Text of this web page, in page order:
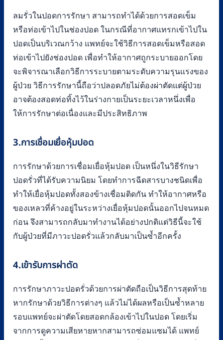
ลมรั่วในปอดการรักษา สามารถทำได้ด้วยการสอดเข็ม
หรือท่อเข้าไปในช่องปอด ในกรณีที่อากาศแทรกเข้าไปใน
ปอดเป็นบริเวณกว้าง แพทย์จะใช้วิธีการสอดเข็มหรือสอด
ท่อเข้าไปยังช่องปอด เพื่อทำให้อากาศถูกระบายออกโดย
จะพิจารณาเลือกวิธีการระบายตามระดับความรุนแรงของ
ผู้ป่วย วิธีการรักษานี้ถือว่าปลอดภัยไม่ต้องผ่าตัดแต่ผู้ป่วย
อาจต้องสอดท่อทิ้งไว้ในร่างกายเป็นระยะเวลาหนึ่งเพื่อ
ให้การรักษาต่อเนื่องและมีประสิทธิภาพ
3.การเชื่อมเยื่อหุ้มปอด
การรักษาด้วยการเชื่อมเยื่อหุ้มปอด เป็นหนึ่งในวิธีรักษา
ปอดรั่วที่ได้รับความนิยม โดยทำการฉีดสารบางชนิดเพื่อ
ทำให้เยื่อหุ้มปอดทั้งสองข้างเชื่อมติดกัน ทำให้อากาศหรือ
ของเหลวที่ค้างอยู่ในระหว่างเยื่อหุ้มปอดนั้นออกไปจนหมด
ก่อน จึงสามารถกลับมาทำงานได้อย่างปกติแต่วิธีนี้จะใช้
กับผู้ป่วยที่มีภาวะปอดรั่วแล้วกลับมาเป็นซ้ำอีกครั้ง
4.เข้ารับการผ่าตัด
การรักษาภาวะปอดรั่วด้วยการผ่าตัดถือเป็นวิธีการสุดท้าย
หากรักษาด้วยวิธีการต่างๆ แล้วไม่ได้ผลหรือเป็นซ้ำหลาย
รอบแพทย์จะผ่าตัดโดยสอดกล้องเข้าไปในปอด โดยเริ่ม
จากการดูความเสียหายหากสามารถซ่อมแซมได้ แพทย์